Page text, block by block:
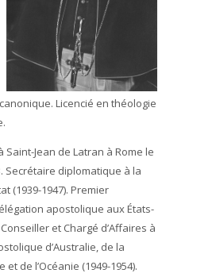
Licencié en théologie
Jean de Latran à Rome le
Secrétaire diplomatique à la
(1939-1947). Premier
apostolique aux États-
et Chargé d’Affaires à
d’Australie, de la
de l’Océanie (1949-1954).